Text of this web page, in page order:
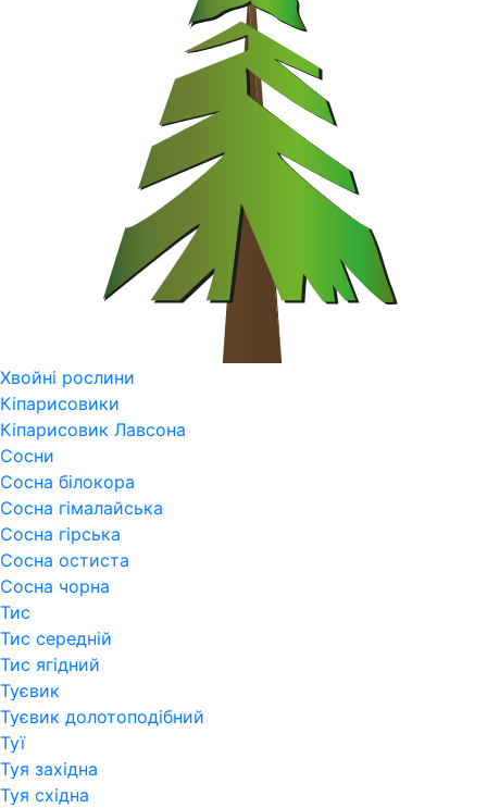
Хвойні рослини
Кіпарисовики
Кіпарисовик Лавсона
Сосни
Сосна білокора
Сосна гімалайська
Сосна гірська
Сосна остиста
Сосна чорна
Тис
Тис середній
Тис ягідний
Туєвик
Туєвик долотоподібний
Туї
Туя західна
Туя східна